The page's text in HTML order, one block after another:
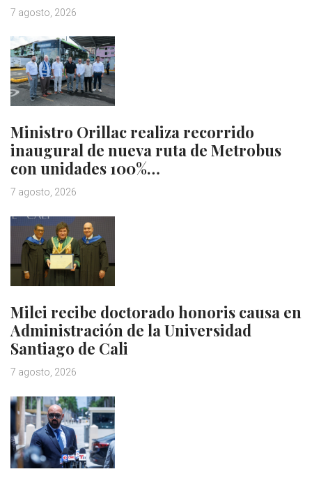
7 agosto, 2026
Ministro Orillac realiza recorrido
inaugural de nueva ruta de Metrobus
con unidades 100%…
7 agosto, 2026
Milei recibe doctorado honoris causa en
Administración de la Universidad
Santiago de Cali
7 agosto, 2026